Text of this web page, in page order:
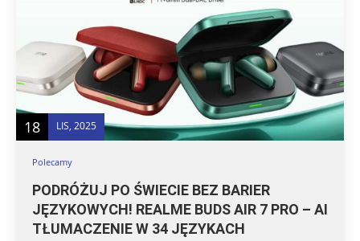
18 LIS, 2025
Polecamy
PODRÓŻUJ PO ŚWIECIE BEZ BARIER
JĘZYKOWYCH! REALME BUDS AIR 7 PRO – AI
TŁUMACZENIE W 34 JĘZYKACH